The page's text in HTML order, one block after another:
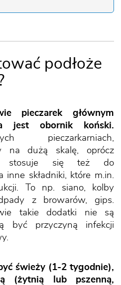
podłoże
pieczarek głównym
jest obornik koński.
pieczarkarniach,
na dużą skalę, oprócz
stosuje się też do
inne składniki, które m.in.
To np. siano, kolby
z browarów, gips.
takie dodatki nie są
być przyczyną infekcji
świeży (1-2 tygodnie),
(żytnią lub pszenną,